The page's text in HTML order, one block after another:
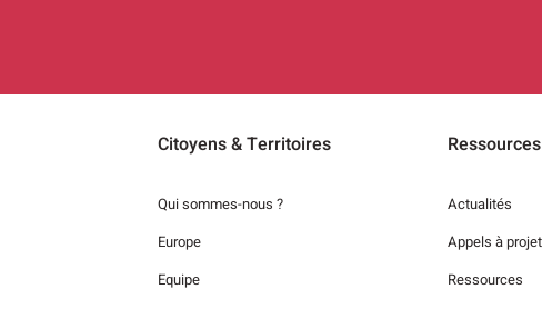
Citoyens & Territoires
Qui sommes-nous ?
Europe
Equipe
Ressources
Actualités
Appels à projet
Ressources